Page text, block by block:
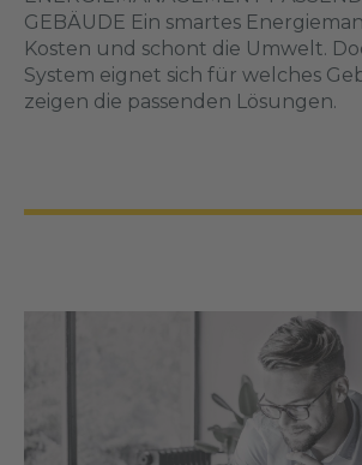
GEBÄUDE Ein smartes
Kosten und schont die Umwelt.
System eignet sich für welches
zeigen die passenden Lösungen.